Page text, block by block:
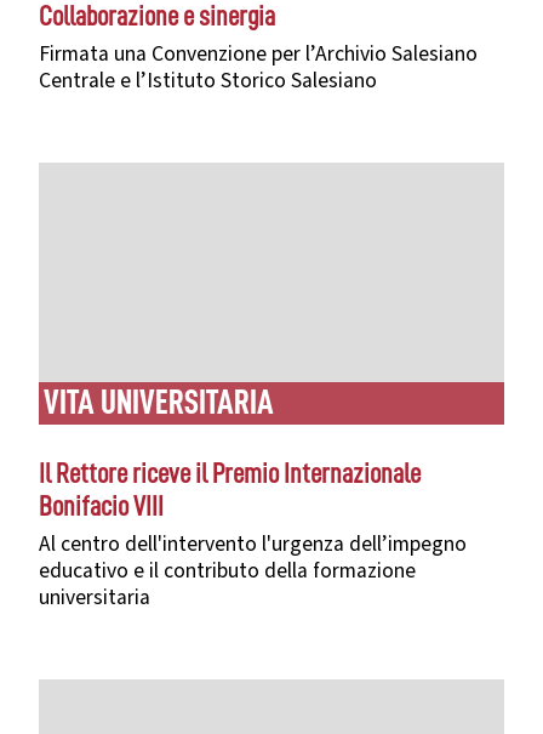
Collaborazione e sinergia
Firmata una Convenzione per l’Archivio Salesiano
Centrale e l’Istituto Storico Salesiano
VITA UNIVERSITARIA
Il Rettore riceve il Premio Internazionale
Bonifacio VIII
Al centro dell'intervento l'urgenza dell’impegno
educativo e il contributo della formazione
universitaria